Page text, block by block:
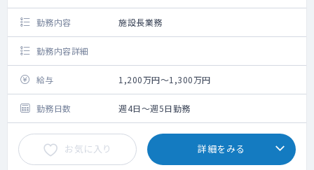
勤務内容 施設長業務
勤務内容詳細
給与 1,200万円～1,300万円
勤務日数 週4日～週5日勤務
お気に入り 詳細をみる